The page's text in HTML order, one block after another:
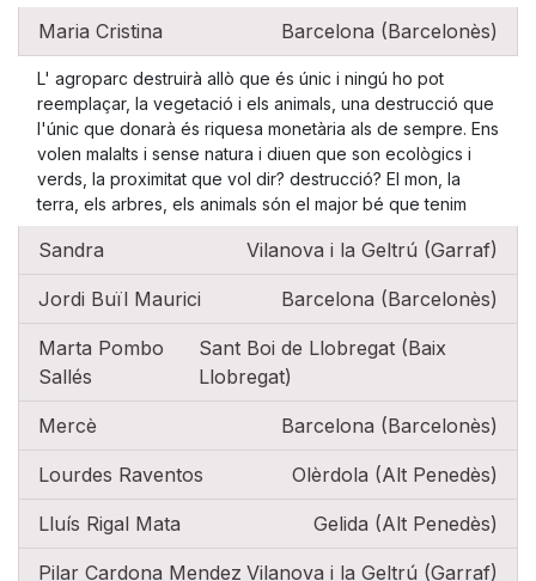
Maria Cristina Barcelona (Barcelonès)
L' agroparc destruirà allò que és únic i ningú ho pot
reemplaçar, la vegetació i els animals, una destrucció que
l'únic que donarà és riquesa monetària als de sempre. Ens
volen malalts i sense natura i diuen que son ecològics i
verds, la proximitat que vol dir? destrucció? El mon, la
terra, els arbres, els animals són el major bé que tenim
Sandra Vilanova i la Geltrú (Garraf)
Jordi Buïl Maurici Barcelona (Barcelonès)
Marta Pombo
Sallés
Sant Boi de Llobregat (Baix
Llobregat)
Mercè Barcelona (Barcelonès)
Lourdes Raventos Olèrdola (Alt Penedès)
Lluís Rigal Mata Gelida (Alt Penedès)
Pilar Cardona Mendez Vilanova i la Geltrú (Garraf)